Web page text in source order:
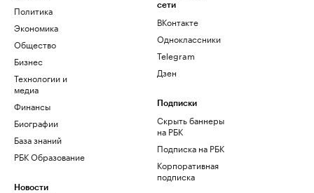
Политика
Экономика
Общество
Бизнес
Технологии и
медиа
Финансы
Биографии
База знаний
РБК Образование
Новости
сети
ВКонтакте
Одноклассники
Telegram
Дзен
Подписки
Скрыть баннеры
на РБК
Подписка на РБК
Корпоративная
подписка